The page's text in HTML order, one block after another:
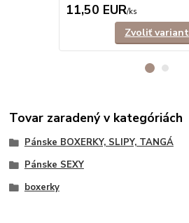
11,50 EUR/ks
Zvoliť variant
Tovar zaradený v kategóriách
Pánske BOXERKY, SLIPY, TANGÁ
Pánske SEXY
boxerky